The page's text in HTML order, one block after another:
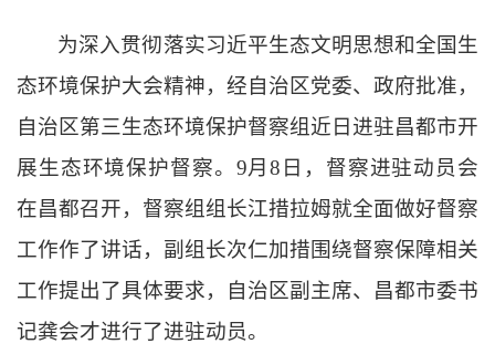
为深入贯彻落实习近平生态文明思想和全国生
态环境保护大会精神，经自治区党委、政府批准，
自治区第三生态环境保护督察组近日进驻昌都市开
展生态环境保护督察。 9月8日，督察进驻动员会
在昌都召开，督察组组长江措拉姆就全面做好督察
工作作了讲话，副组长次仁加措围绕督察保障相关
工作提出了具体要求，自治区副主席、昌都市委书
记龚会才进行了进驻动员。